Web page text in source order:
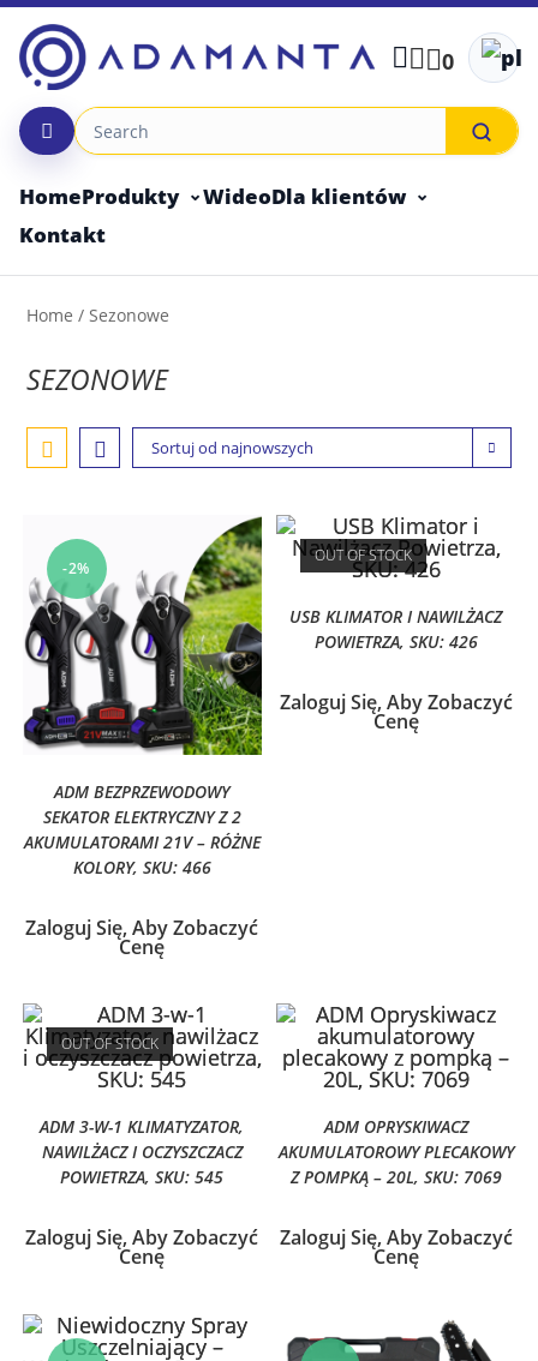
Skip
content
0
HomeProdukty WideoDla klientów
Kontakt
Home / Sezonowe
SEZONOWE
Sortuj od najnowszych
-2%
ADM BEZPRZEWODOWY
SEKATOR ELEKTRYCZNY Z 2
AKUMULATORAMI 21V – RÓŻNE
KOLORY, SKU: 466
Zaloguj Się, Aby Zobaczyć
Cenę
OUT OF STOCK
USB KLIMATOR I NAWILŻACZ
POWIETRZA, SKU: 426
Zaloguj Się, Aby Zobaczyć
Cenę
OUT OF STOCK
ADM 3-W-1 KLIMATYZATOR,
NAWILŻACZ I OCZYSZCZACZ
POWIETRZA, SKU: 545
Zaloguj Się, Aby Zobaczyć
Cenę
ADM OPRYSKIWACZ
AKUMULATOROWY PLECAKOWY
Z POMPKĄ – 20L, SKU: 7069
Zaloguj Się, Aby Zobaczyć
Cenę